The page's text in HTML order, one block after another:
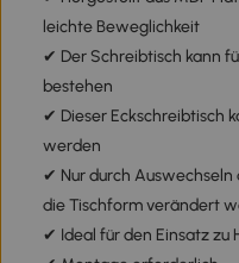
leichte Beweglichkeit
✔ Der Schreibtisch kann
bestehen
✔ Dieser Eckschreibtisch
werden
✔ Nur durch
die Tischform verändert
✔ Ideal für den Einsatz zu